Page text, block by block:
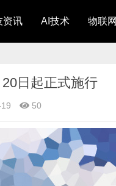
资讯 AI技术 物联网
日起正式施行
50